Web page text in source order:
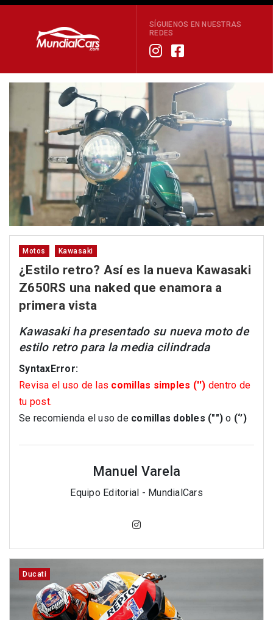
SÍGUIENOS EN NUESTRAS
REDES
Motos Kawasaki
¿Estilo retro? Así es la nueva Kawasaki
Z650RS una naked que enamora a
primera vista
Kawasaki ha presentado su nueva moto de
estilo retro para la media cilindrada
SyntaxError:
Revisa el uso de las comillas simples ('') dentro de
tu post.
Se recomienda el uso de comillas dobles ("") o (‘’)
Manuel Varela
Equipo Editorial - MundialCars
Ducati